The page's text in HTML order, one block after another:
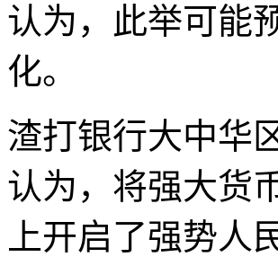
认为，此举可能
化。
渣打银行大中华
认为，将强大货
上开启了强势人